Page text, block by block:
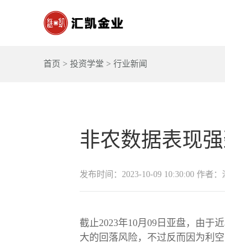
首页 > 投资学堂 > 行业新闻
非农数据表现
发布时间：2023-10-09 10:30:00 作者：
截止2023年10月09日亚盘，由于
大的回落风险，不过反而因为利